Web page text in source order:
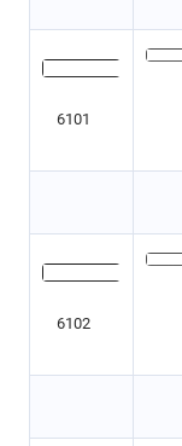
6101
6102